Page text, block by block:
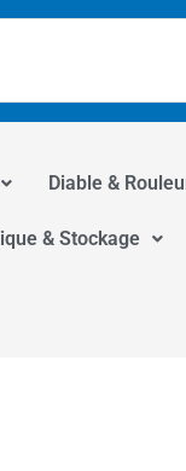
Diable &
& Stockage